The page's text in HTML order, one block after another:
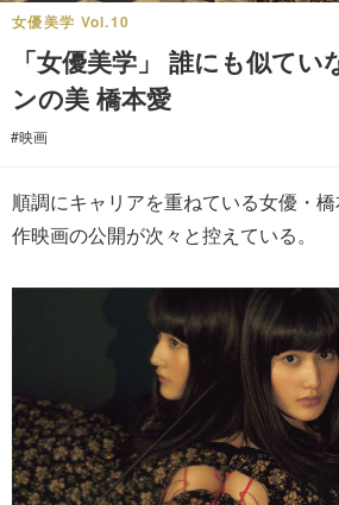
女優美学 Vol.10
「女優美学」 誰にも似て
ンの美 橋本愛
#映画
順調にキャリアを重ねている女優・
作映画の公開が次々と控えている。